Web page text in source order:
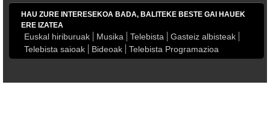
HAU ZURE INTERESEKOA BADA, BALITEKE BESTE GAI HAUEK
ERE IZATEA
Euskal hiriburuak Musika Telebista
Gasteiz albisteak
Telebista saioak
Bideoak Telebista Programazioa